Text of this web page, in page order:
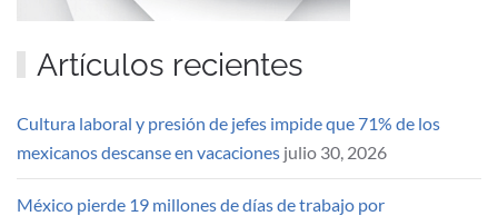
Artículos recientes
Cultura laboral y presión de jefes impide que 71% de los
mexicanos descanse en vacaciones julio 30, 2026
México pierde 19 millones de días de trabajo por